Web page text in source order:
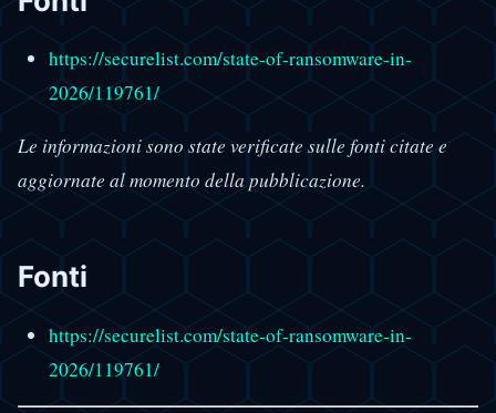
https://securelist.com/state-of-ransomware-in-
2026/119761/
Le informazioni sono state verificate sulle fonti citate e
aggiornate al momento della pubblicazione.
Fonti
https://securelist.com/state-of-ransomware-in-
2026/119761/